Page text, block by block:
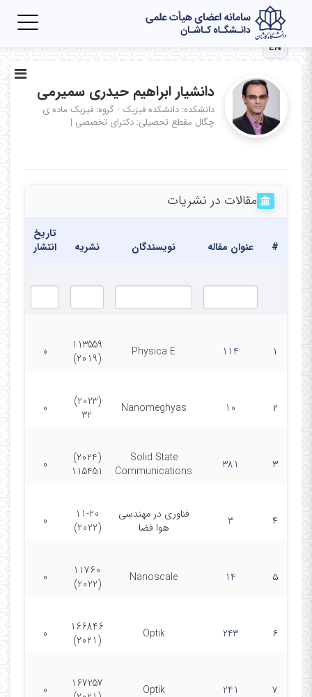
EN
دانشیار ابراهیم حیدری سمیرمی
دانشکده: دانشکده فیزیک - گروه: فیزیک ماده ی
چگال مقطع تحصیلی: دکترای تخصصی |
مقالات در نشریات
# عنوان مقاله نویسندگان نشریه
تاریخ
انتشار
۱ 114
Physica E
113559
(2019)
0
۲ 10
Nanomeghyas
(2023)
32
0
۳ 381
Solid State
Communications
(2024)
115451
0
۴ 3
فناوری در مهندسی
هوا فضا
11-20
(2022)
0
۵ 14
Nanoscale
11760
(2022)
0
۶ 243
Optik
166846
(2021)
0
۷ 241
Optik
167257
0